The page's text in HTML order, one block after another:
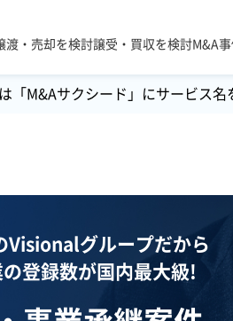
渡・売却を検討譲受・買収を検討M&A
「M&Aサクシード」にサービス名
Visionalグループだから
登録数が国内最大級!